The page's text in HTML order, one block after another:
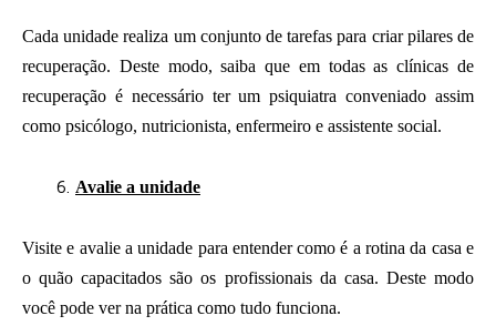
Cada unidade realiza um conjunto de tarefas para criar pilares de
recuperação. Deste modo, saiba que em todas as clínicas de
recuperação é necessário ter um psiquiatra conveniado assim
como psicólogo, nutricionista, enfermeiro e assistente social.
Avalie a unidade
Visite e avalie a unidade para entender como é a rotina da casa e
o quão capacitados são os profissionais da casa. Deste modo
você pode ver na prática como tudo funciona.